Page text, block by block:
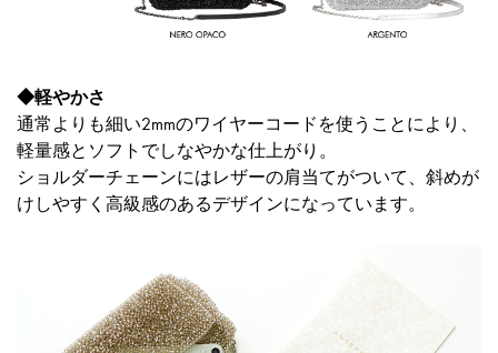
◆軽やかさ
通常よりも細い2mmのワイヤーコードを使うことにより、
軽量感とソフトでしなやかな仕上がり。
ショルダーチェーンにはレザーの肩当てがついて、斜めが
けしやすく高級感のあるデザインになっています。